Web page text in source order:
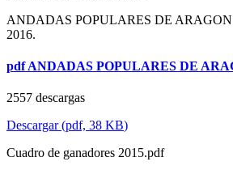
ANDADAS POPULARES DE
2016.
pdf ANDADAS POPULARES DE
2557 descargas
Descargar(pdf, 38 KB)
Cuadro de ganadores 2015.pdf